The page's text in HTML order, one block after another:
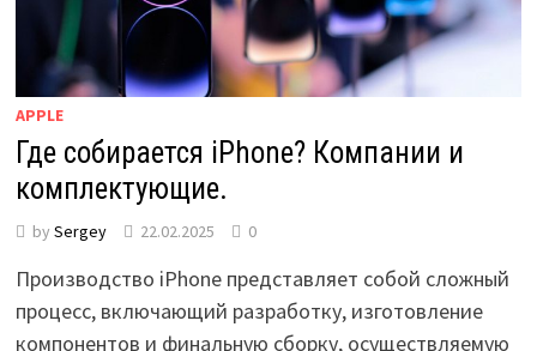
APPLE
Где собирается iPhone? Компании и
комплектующие.
by Sergey 22.02.2025 0
Производство iPhone представляет собой сложный
процесс, включающий разработку, изготовление
компонентов и финальную сборку, осуществляемую